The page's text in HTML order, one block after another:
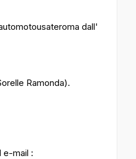
dall'
Ramonda).
e-mail :